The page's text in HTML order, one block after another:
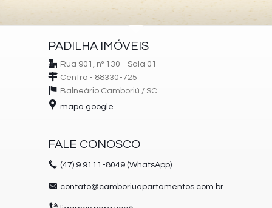
PADILHA IMÓVEIS
Rua 901, nº 130 - Sala 01
Centro - 88330-725
Balneário Camboriú / SC
mapa google
FALE CONOSCO
(47) 9.9111-8049 (WhatsApp)
contato@camboriuapartamentos.com.br